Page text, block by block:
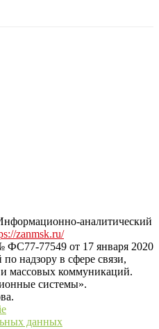
Тульской области на сайте
аналитический
zanmsk.ru/
77549 от 17 января 2020
надзору в сфере связи,
массовых коммуникаций.
системы».
данных